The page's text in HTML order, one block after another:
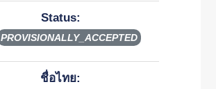
Status:
PROVISIONALLY_ACCEPTED
ชื่อไทย: